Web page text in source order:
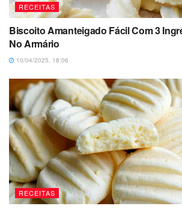
RECEITAS
Biscoito Amanteigado Fácil Com 3
No Armário
10/04/2025, 18:06
RECEITAS